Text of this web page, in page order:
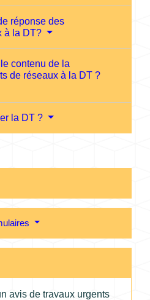
réponse des
à la DT?
contenu de la
de réseaux à la DT ?
la DT ?
avis de travaux urgents